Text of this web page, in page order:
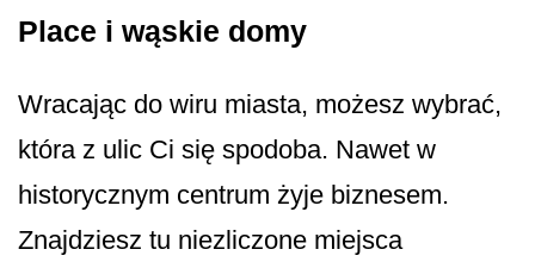
Place i wąskie domy
Wracając do wiru miasta, możesz wybrać,
która z ulic Ci się spodoba. Nawet w
historycznym centrum żyje biznesem.
Znajdziesz tu niezliczone miejsca